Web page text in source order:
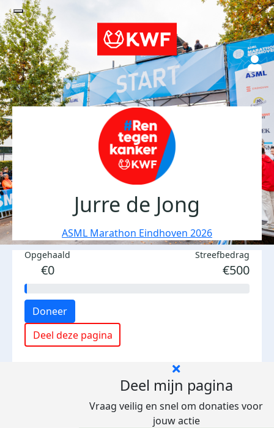
Jurre de Jong
ASML Marathon Eindhoven 2026
Opgehaald
€0
Streefbedrag
€500
Doneer
Deel deze pagina
Deel mijn pagina
Vraag veilig en snel om donaties voor
jouw actie